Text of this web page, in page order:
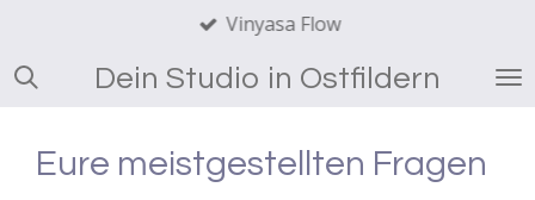
springen
Dein Studio in Ostfildern
Vinyasa Flow
Eure meistgestellten Fragen